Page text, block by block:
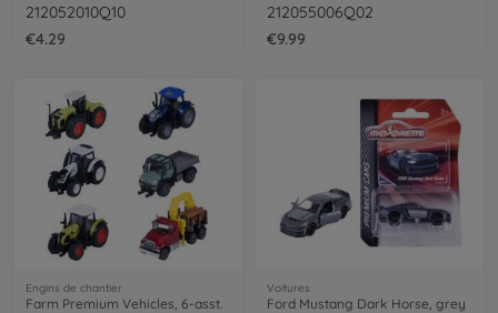
212052010Q10
€4.29
212055006Q02
€9.99
Engins de chantier
Farm Premium Vehicles, 6-asst.
Voitures
Ford Mustang Dark Horse, grey